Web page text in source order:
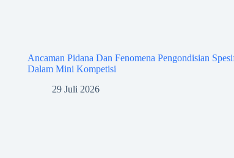
Ancaman Pidana Dan Fenomena Pengondisian
Dalam Mini Kompetisi
29 Juli 2026